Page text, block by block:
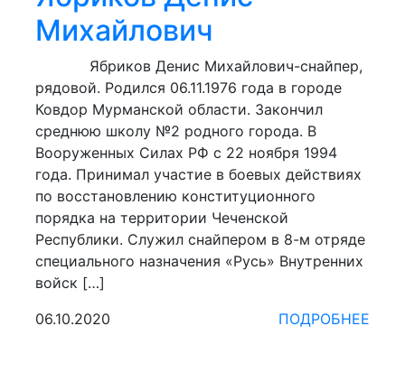
Михайлович
Ябриков Денис Михайлович-снайпер,
рядовой. Родился 06.11.1976 года в городе
Ковдор Мурманской области. Закончил
среднюю школу №2 родного города. В
Вооруженных Си­лах РФ с 22 ноября 1994
года. Принимал участие в боевых действиях
по восстановлению конституционного
порядка на территории Че­ченской
Республики. Служил снайпером в 8-м отряде
специального назначения «Русь» Внутренних
войск […]
06.10.2020
ПОДРОБНЕЕ